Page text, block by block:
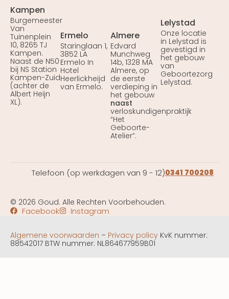
Kampen
Burgemeester
Van
Tuinenplein
10, 8265 TJ
Kampen.
Naast de N50
bij NS Station
Kampen-Zuid
(achter de
Albert Heijn
XL).
Ermelo
Staringlaan 1,
3852 LA
Ermelo In
Hotel
Heerlickheijd
van Ermelo.
Almere
Edvard
Munchweg
14b, 1328 MA
Almere, op
de eerste
verdieping in
het gebouw
naast
verloskundigenpraktijk
“Het
Geboorte-
Atelier”.
Lelystad
Onze locatie
in Lelystad is
gevestigd in
het gebouw
van
Geboortezorg
Lelystad.
Telefoon (op werkdagen van 9 - 12)0341 700208
© 2026 Goud. Alle Rechten Voorbehouden.
Facebook Instagram
Algemene voorwaarden – Privacy policy KvK nummer:
88542017 BTW nummer: NL864677959B01